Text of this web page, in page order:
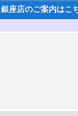
銀座店のご案内はこ